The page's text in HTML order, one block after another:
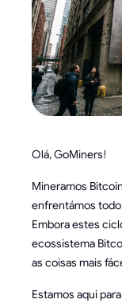
Olá, GoMiners!
Mineramos
enfrentámos
Embora estes
ecossistema
as coisas mais
Estamos aqui